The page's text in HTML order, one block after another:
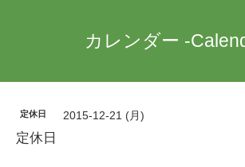
カレンダー -
定休日 2015-12-21 (月)
定休日